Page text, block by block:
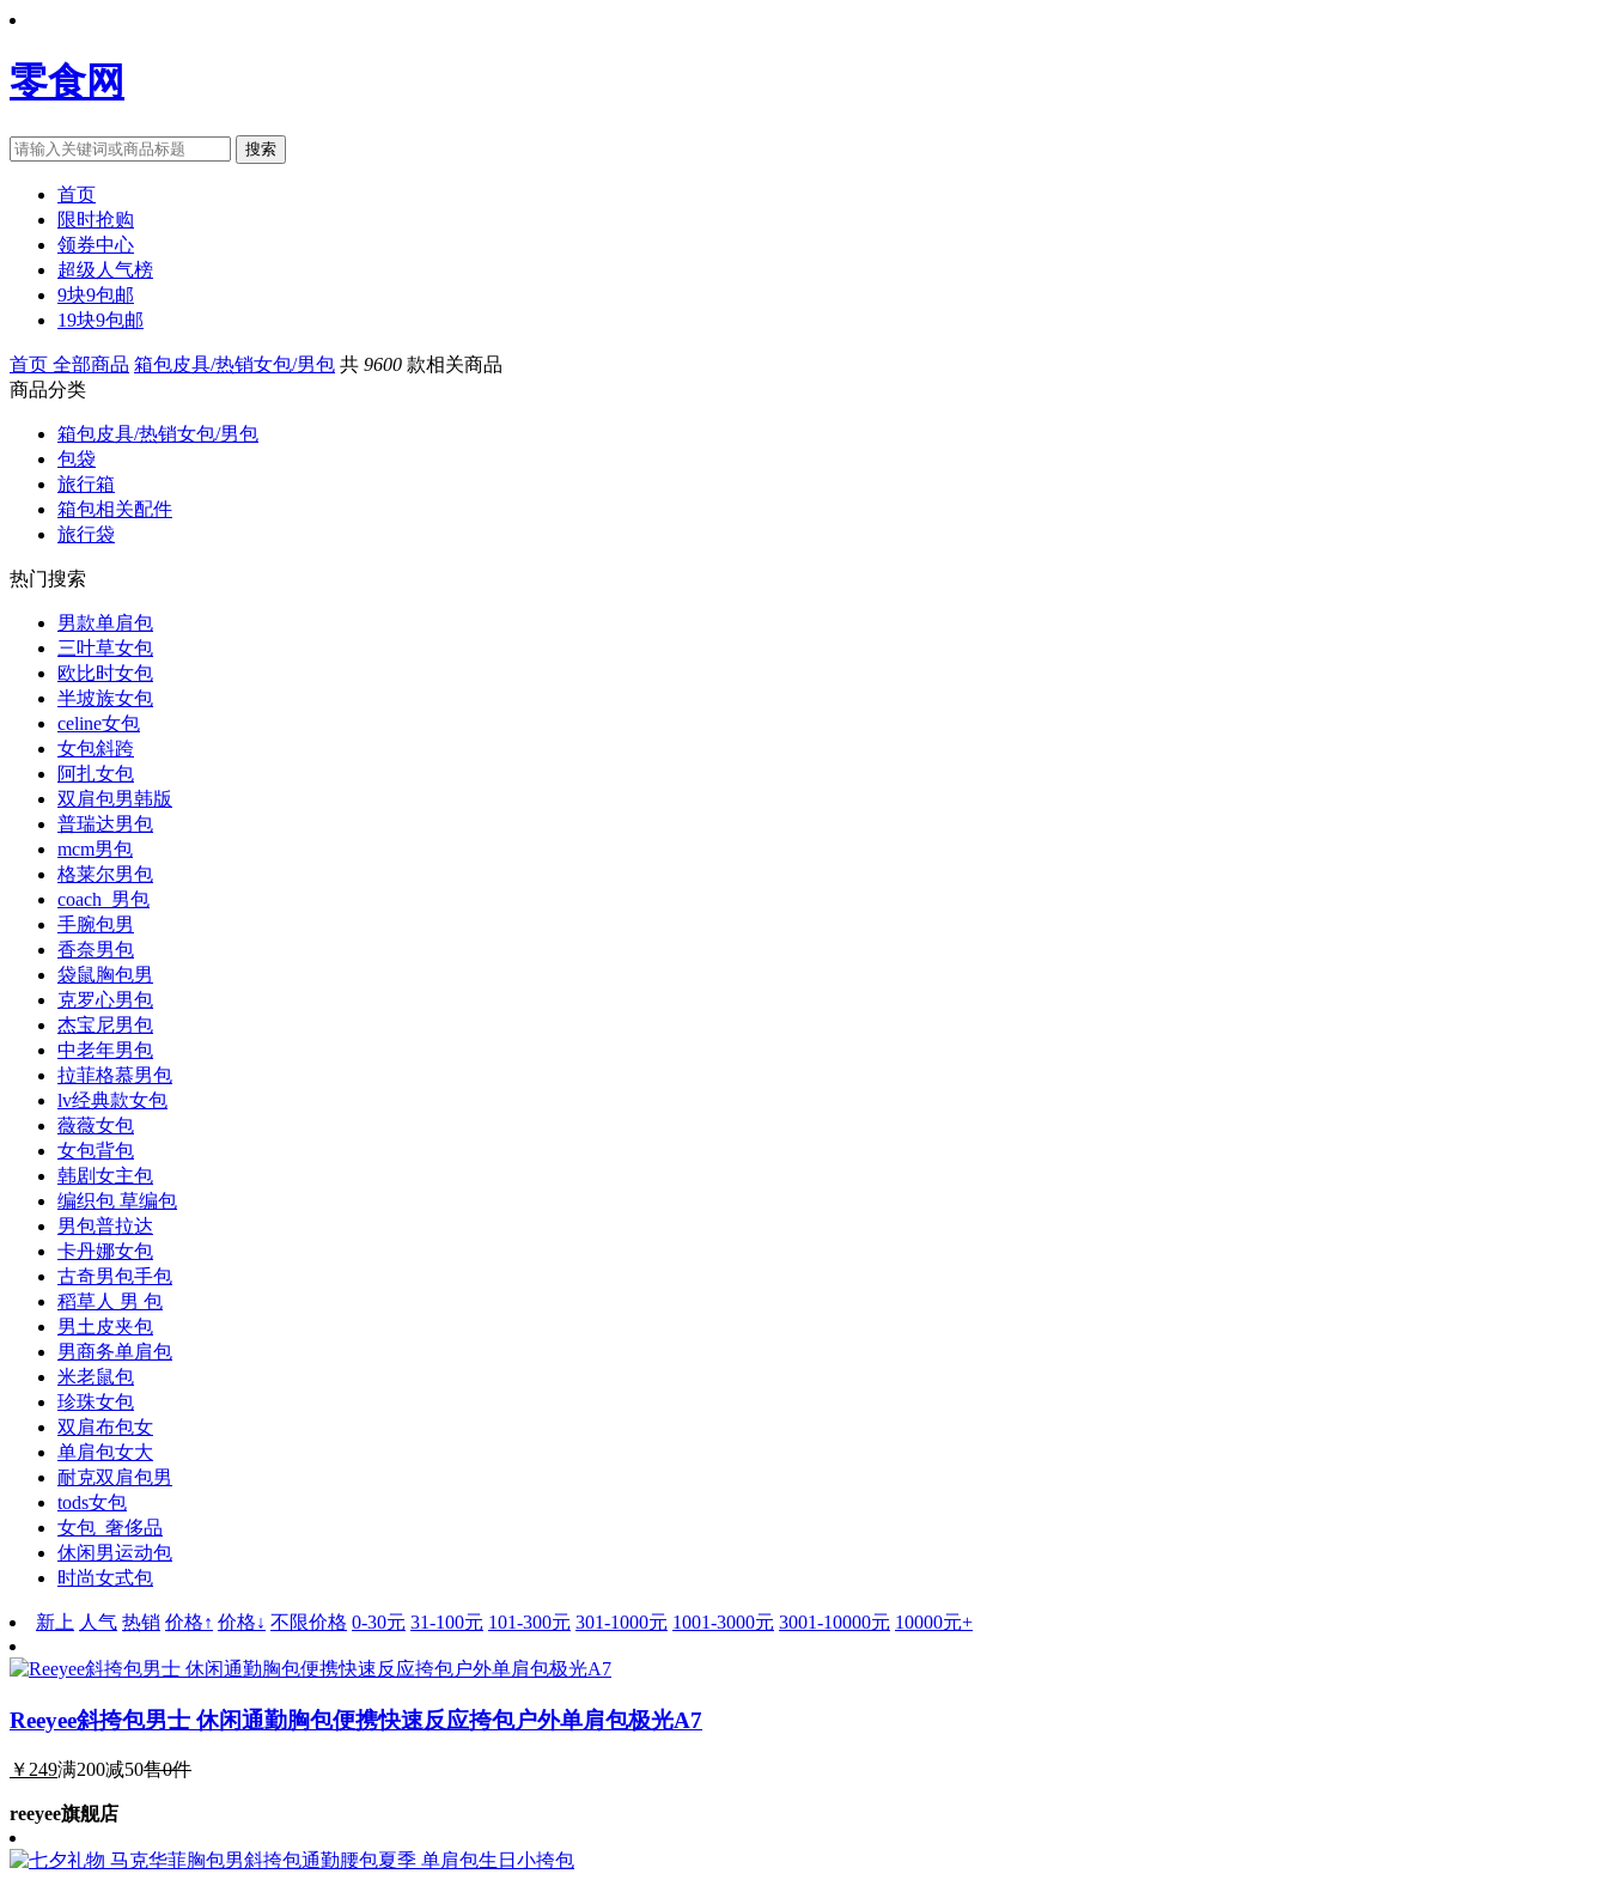
零食网
搜索
首页
限时抢购
领券中心
超级人气榜
9块9包邮
19块9包邮
首页 全部商品 箱包皮具/热销女包/男包 共 9600 款相关商品
商品分类
箱包皮具/热销女包/男包
包袋
旅行箱
箱包相关配件
旅行袋
热门搜索
男款单肩包
三叶草女包
欧比时女包
半坡族女包
celine女包
女包斜跨
阿扎女包
双肩包男韩版
普瑞达男包
mcm男包
格莱尔男包
coach 男包
手腕包男
香奈男包
袋鼠胸包男
克罗心男包
杰宝尼男包
中老年男包
拉菲格慕男包
lv经典款女包
薇薇女包
女包背包
韩剧女主包
编织包 草编包
男包普拉达
卡丹娜女包
古奇男包手包
稻草人 男 包
男土皮夹包
男商务单肩包
米老鼠包
珍珠女包
双肩布包女
单肩包女大
耐克双肩包男
tods女包
女包 奢侈品
休闲男运动包
时尚女式包
新上 人气 热销 价格↑ 价格↓ 不限价格 0-30元 31-100元 101-300元 301-1000元 1001-3000元 3001-10000元 10000元+
Reeyee斜挎包男士 休闲通勤胸包便携快速反应挎包户外单肩包极光A7
￥249满200减50售0件
reeyee旗舰店